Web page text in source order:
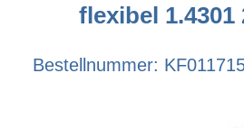
flexibel 1.4301
Bestellnummer: